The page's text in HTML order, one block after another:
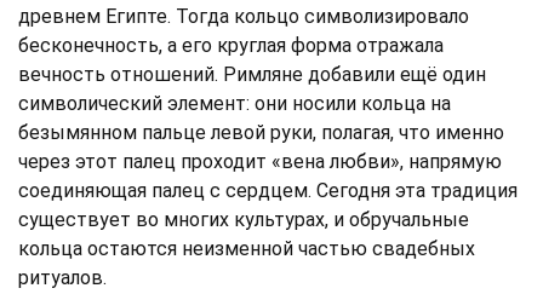
древнем Египте. Тогда кольцо символизировало
бесконечность, а его круглая форма отражала
вечность отношений. Римляне добавили ещё один
символический элемент: они носили кольца на
безымянном пальце левой руки, полагая, что именно
через этот палец проходит «вена любви», напрямую
соединяющая палец с сердцем. Сегодня эта традиция
существует во многих культурах, и обручальные
кольца остаются неизменной частью свадебных
ритуалов.